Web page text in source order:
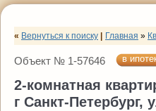
« Вернуться к поиску Главная »
Объект № 1-57646 в
2-комнатная
г Санкт-Петербург,